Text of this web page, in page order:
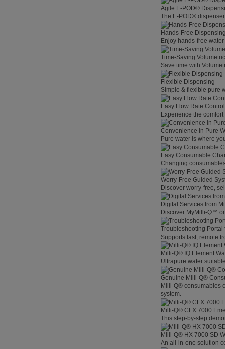
Agile E-POD®
The E-POD®
Hands-Free
Enjoy hands-free
Time-Saving
Save time with
Flexible Dispensing
Simple & flexible pure
Easy Flow Rate Control
Experience the
Convenience in Pure
Pure water is where
Easy Consumable
Changing
Worry-Free Guided
Discover worry-free,
Digital Services from
Discover MyMilli-Q™
Troubleshooting
Supports fast, remote
Milli-Q® IQ Element
Ultrapure water
Genuine Milli-Q®
Milli-Q® consumables
system.
Milli-Q® CLX 7000
This step-by-step
Milli-Q® HX 7000 SD
An all-in-one solution